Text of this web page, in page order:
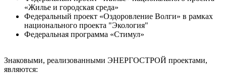
«Жилье и городская среда»
Федеральный проект «Оздоровление Волги» в рамках
национального проекта "Экология"
Федеральная программа «Стимул»
Знаковыми, реализованными ЭНЕРГОСТРОЙ проектами,
являются: